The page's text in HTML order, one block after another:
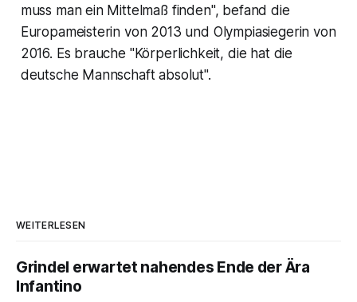
muss man ein Mittelmaß finden", befand die
Europameisterin von 2013 und Olympiasiegerin von
2016. Es brauche "Körperlichkeit, die hat die
deutsche Mannschaft absolut".
WEITERLESEN
Grindel erwartet nahendes Ende der Ära
Infantino